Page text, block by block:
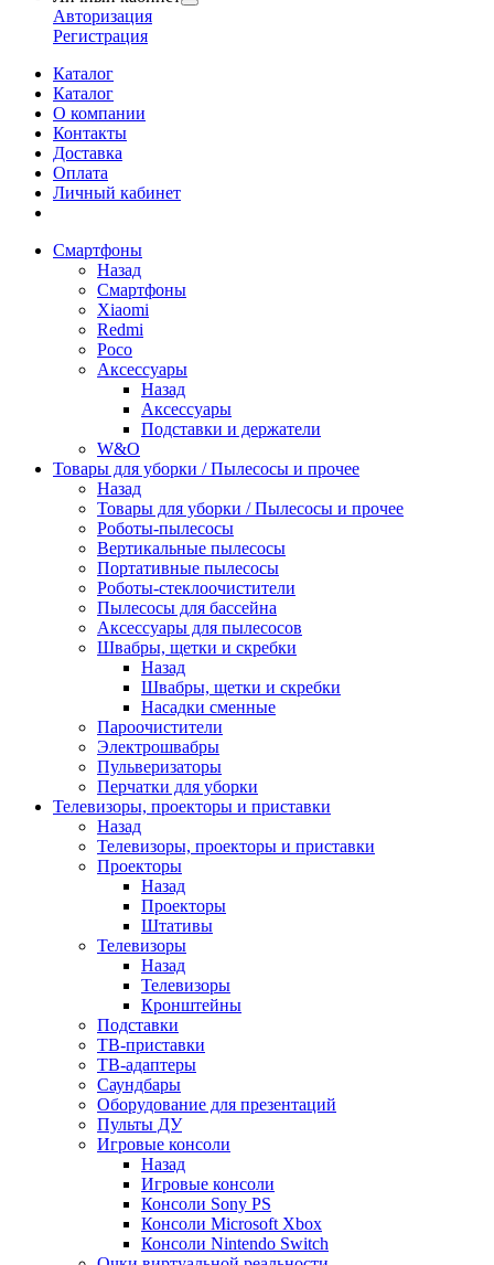
Авторизация
Регистрация
Каталог
Каталог
О компании
Контакты
Доставка
Оплата
Личный кабинет
Смартфоны
Назад
Смартфоны
Xiaomi
Redmi
Poco
Аксессуары
Назад
Аксессуары
Подставки и держатели
W&O
Товары для уборки / Пылесосы и прочее
Назад
Товары для уборки / Пылесосы и прочее
Роботы-пылесосы
Вертикальные пылесосы
Портативные пылесосы
Роботы-стеклоочистители
Пылесосы для бассейна
Аксессуары для пылесосов
Швабры, щетки и скребки
Назад
Швабры, щетки и скребки
Насадки сменные
Пароочистители
Электрошвабры
Пульверизаторы
Перчатки для уборки
Телевизоры, проекторы и приставки
Назад
Телевизоры, проекторы и приставки
Проекторы
Назад
Проекторы
Штативы
Телевизоры
Назад
Телевизоры
Кронштейны
Подставки
ТВ-приставки
ТВ-адаптеры
Саундбары
Оборудование для презентаций
Пульты ДУ
Игровые консоли
Назад
Игровые консоли
Консоли Sony PS
Консоли Microsoft Xbox
Консоли Nintendo Switch